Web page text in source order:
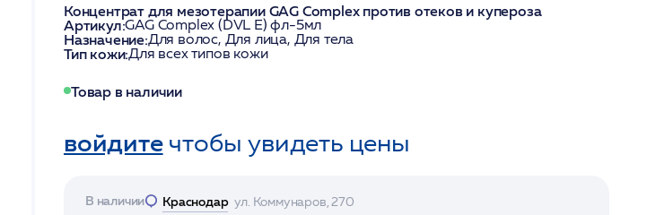
Концентрат для мезотерапии GAG Complex против отеков и купероза
Артикул:GAG Complex (DVL Е) фл-5мл
Назначение:Для волос, Для лица, Для тела
Тип кожи:Для всех типов кожи
Товар в наличии
войдитечтобы увидеть цены
В наличии Краснодар ул. Коммунаров, 270